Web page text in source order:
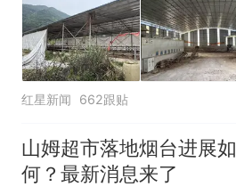
红星新闻 662跟贴
山姆超市落地烟台进展如
何？最新消息来了